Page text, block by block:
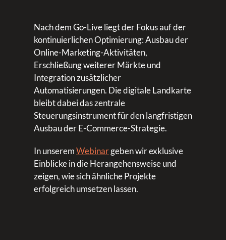
Nach dem Go-Live liegt der Fokus auf der
kontinuierlichen Optimierung: Ausbau der
Online-Marketing-Aktivitäten,
Erschließung weiterer Märkte und
Integration zusätzlicher
Automatisierungen. Die digitale Landkarte
bleibt dabei das zentrale
Steuerungsinstrument für den langfristigen
Ausbau der E-Commerce-Strategie.
In unseremWebinargeben wir exklusive
Einblicke in die Herangehensweise und
zeigen, wie sich ähnliche Projekte
erfolgreich umsetzen lassen.